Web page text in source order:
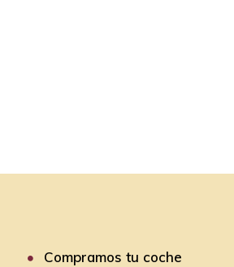
Compramos tu coche